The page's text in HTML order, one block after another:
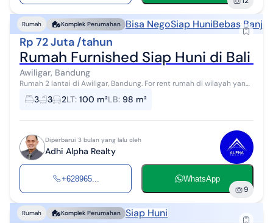
Rumah Komplek Perumahan Bisa NegoSiap HuniBebas Banjir
Rp 72 Juta /tahun
Rumah Furnished Siap Huni di Bali
Awiligar, Bandung
Rumah 2 lantai di Awiligar, Bandung. For rent rumah di wilayah yang
tenang dengan pemandangan Lokasi Pinggiran Kota. Properti 2
lantai bergaya mod...
3 3 2LT: 100 m²LB: 98 m²
Diperbarui 3 bulan yang lalu oleh
Adhi Alpha Realty
+628965... WhatsApp
9
Rumah Komplek Perumahan Siap Huni